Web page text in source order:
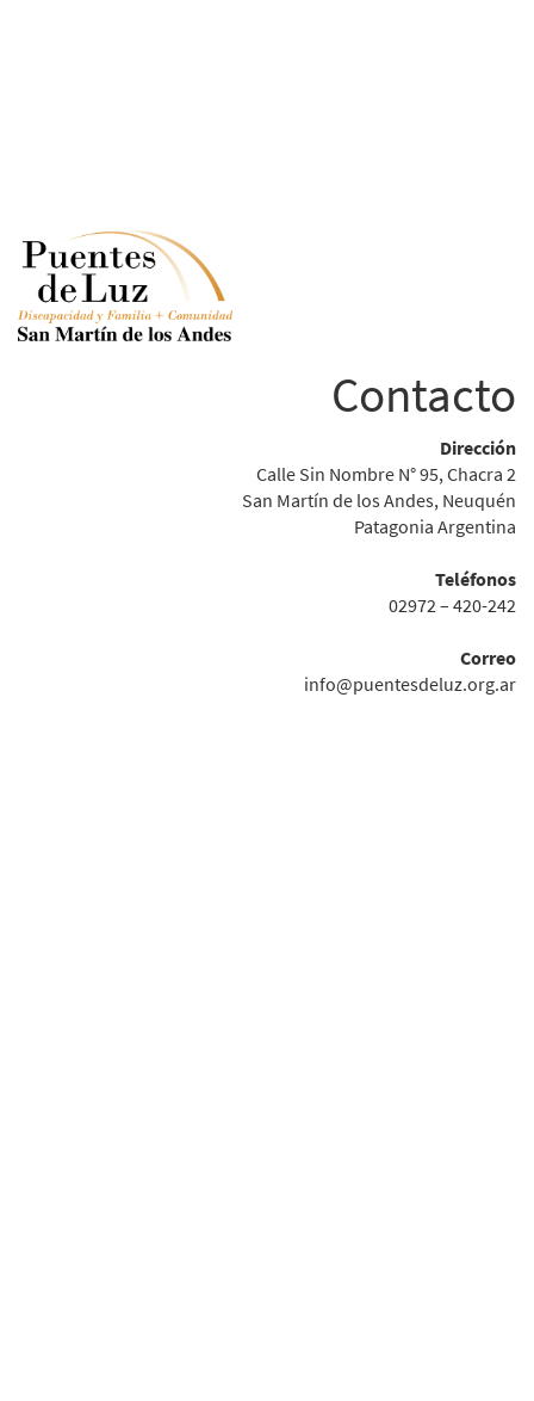
Contacto
Dirección
Calle Sin Nombre N° 95, Chacra 2
San Martín de los Andes, Neuquén
Patagonia Argentina
Teléfonos
02972 – 420-242
Correo
info@puentesdeluz.org.ar